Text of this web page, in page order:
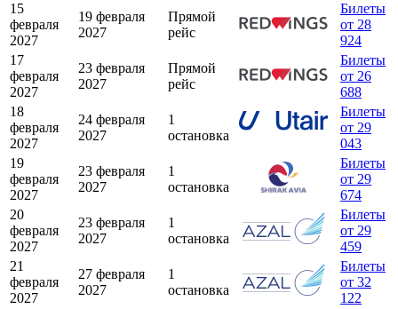
15
февраля
2027
19 февраля
2027
Прямой
рейс
Билеты
от 28
924
17
февраля
2027
23 февраля
2027
Прямой
рейс
Билеты
от 26
688
18
февраля
2027
24 февраля
2027
1
остановка
Билеты
от 29
043
19
февраля
2027
23 февраля
2027
1
остановка
Билеты
от 29
674
20
февраля
2027
23 февраля
2027
1
остановка
Билеты
от 29
459
21
февраля
2027
27 февраля
2027
1
остановка
Билеты
от 32
122